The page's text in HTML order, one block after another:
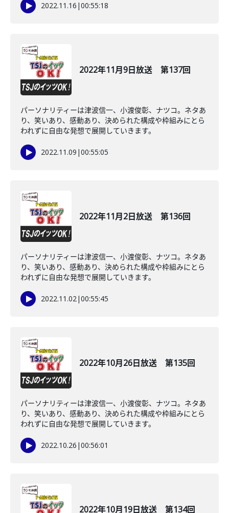
2022.11.16 |00:55:18
2022年11月9日放送 第137回
パーソナリティーは津波信一、小渡俊彰、ナツコ。ネタあ
り、笑いあり、感動あり、決められた構成や枠組みにとら
われずに自由な発想で展開していきます。
2022.11.09 |00:55:05
2022年11月2日放送 第136回
パーソナリティーは津波信一、小渡俊彰、ナツコ。ネタあ
り、笑いあり、感動あり、決められた構成や枠組みにとら
われずに自由な発想で展開していきます。
2022.11.02|00:55:45
2022年10月26日放送 第135回
パーソナリティーは津波信一、小渡俊彰、ナツコ。ネタあ
り、笑いあり、感動あり、決められた構成や枠組みにとら
われずに自由な発想で展開していきます。
2022.10.26 |00:56:01
2022年10月19日放送 第134回